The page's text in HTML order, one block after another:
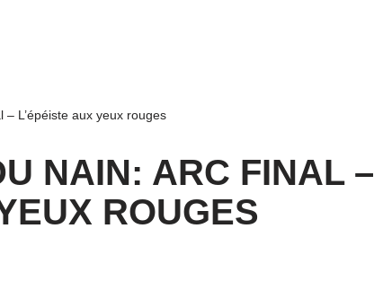
L’épéiste aux yeux rouges
NAIN: ARC FINAL –
ROUGES